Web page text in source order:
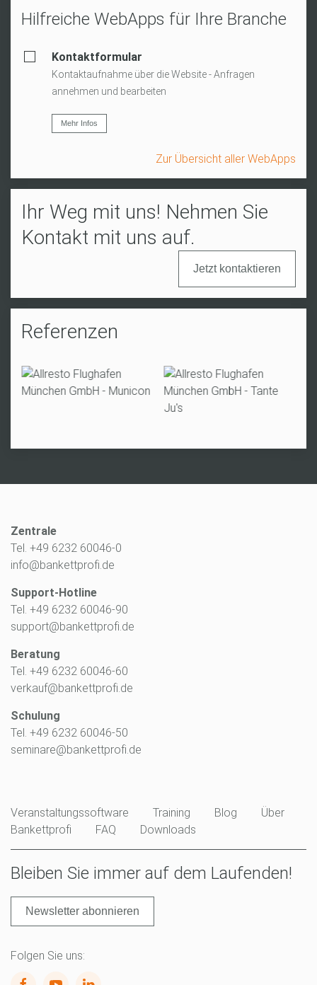
Hilfreiche WebApps für Ihre Branche
Kontaktformular
Kontaktaufnahme über die Website - Anfragen
annehmen und bearbeiten
Mehr Infos
Zur Übersicht aller WebApps
Ihr Weg mit uns! Nehmen Sie
Kontakt mit uns auf.
Jetzt kontaktieren
Referenzen
Zentrale
Tel. +49 6232 60046-0
info@bankettprofi.de
Support-Hotline
Tel. +49 6232 60046-90
support@bankettprofi.de
Beratung
Tel. +49 6232 60046-60
verkauf@bankettprofi.de
Schulung
Tel. +49 6232 60046-50
seminare@bankettprofi.de
Veranstaltungssoftware Training Blog
Über
Bankettprofi
FAQ Downloads
Bleiben Sie immer auf dem Laufenden!
Newsletter abonnieren
Folgen Sie uns: